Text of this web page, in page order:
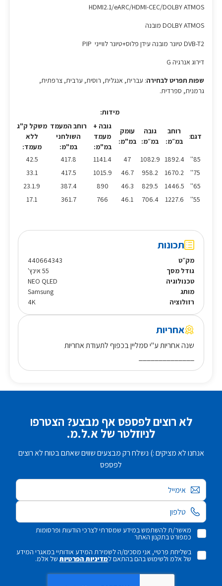
HDMI2.1/eARC/HDMI-CEC/DOLBY ATMOS
DOLBY ATMOS מובנה
DVB-T2 טיונר מובנה עידן פלוס+טיונר לווייני PIP
דירוג אנרגיה G
שפות תפריט לבחירה: עברית, אנגלית, רוסית, ערבית, צרפתית,
גרמנית, ספרדית.
מידות:
דגם:
רוחב
במ״מ:
גובה
במ״מ:
עומק
במ"מ:
גובה +
מעמד
במ"מ:
רוחב המעמד
השולחני
במ"מ:
משקל ק"ג
ללא
מעמד:
85''
1892.4
1082.9
47
1141.4
417.8
42.5
75''
1670.2
958.2
46.7
1015.9
417.5
33.1
65''
1446.5
829.5
46.3
890
387.4
23.1.9
55''
1227.6
706.4
46.1
766
361.7
17.1
תכונות
מק״ט
440664343
גודל מסך
55 אינץ'
טכנולוגיה
NEO QLED
מותג
Samsung
רזולוציה
4K
אחריות
שנה אחריות ע"י סמליין בכפוף לתעודת אחריות
לא רוצים לפספס אף מבצע? הצטרפו
לניוזלטר של א.ל.מ.
אנחנו לא מציקים :) נשלח רק מבצעים שווים שאתם בטוח לא רוצים
לפספס
אימייל
מאשר/ת להשתמש במידע שמסרתי לצרכי הודעות ופרסומות
כמפורט בתקנון האתר
בשליחת פרטיי, אני מסכים/ה לשמירת המידע אודותיי במאגרי המידע
של אלמ ולשימוש בהם בהתאם למדיניות הפרטיותשל אלמ.